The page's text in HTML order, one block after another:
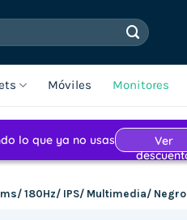
Móviles Monitores
180Hz/ IPS/ Multimedia/ Negro